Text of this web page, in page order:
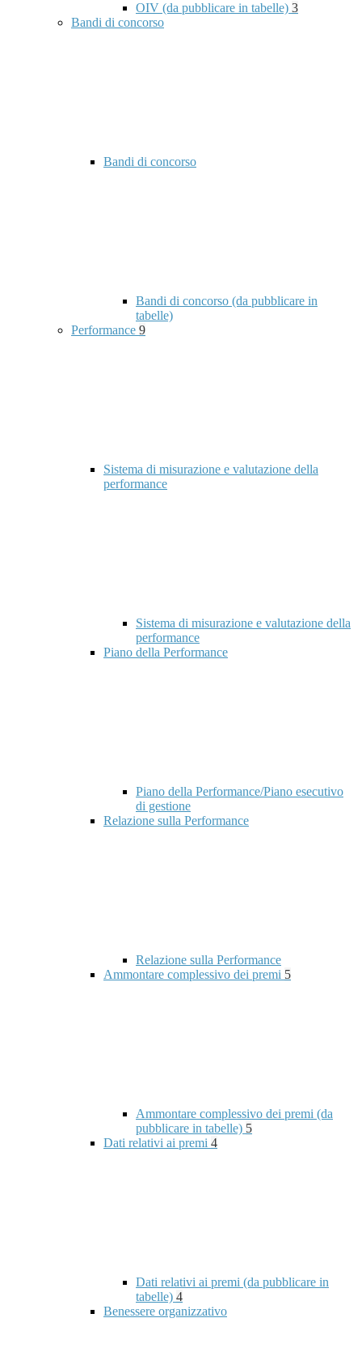
OIV (da pubblicare in tabelle) 3
Bandi di concorso
Bandi di concorso
Bandi di concorso (da pubblicare in
tabelle)
Performance 9
Sistema di misurazione e valutazione della
performance
Sistema di misurazione e valutazione della
performance
Piano della Performance
Piano della Performance/Piano esecutivo
di gestione
Relazione sulla Performance
Relazione sulla Performance
Ammontare complessivo dei premi 5
Ammontare complessivo dei premi (da
pubblicare in tabelle) 5
Dati relativi ai premi 4
Dati relativi ai premi (da pubblicare in
tabelle) 4
Benessere organizzativo